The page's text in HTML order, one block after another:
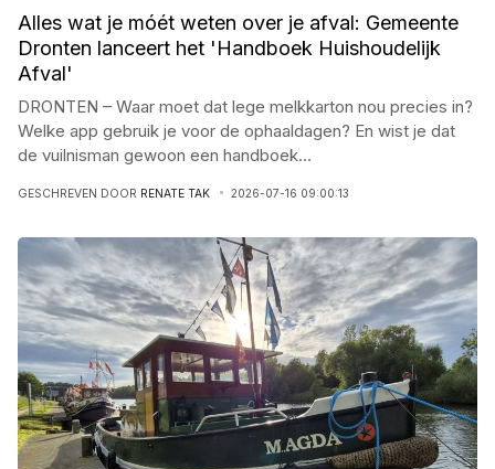
Alles wat je móét weten over je afval: Gemeente
Dronten lanceert het 'Handboek Huishoudelijk
Afval'
DRONTEN – Waar moet dat lege melkkarton nou precies in?
Welke app gebruik je voor de ophaaldagen? En wist je dat
de vuilnisman gewoon een handboek...
GESCHREVEN DOOR RENATE TAK 2026-07-16 09:00:13